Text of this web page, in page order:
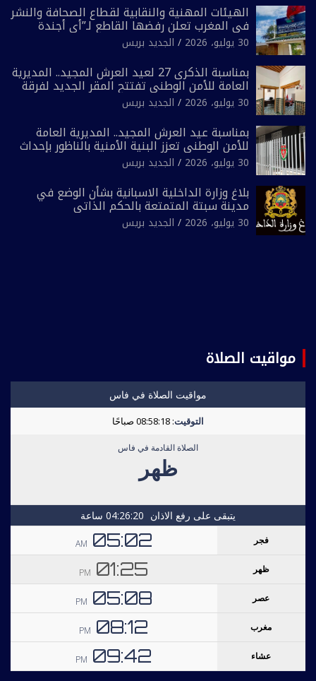
الهيئات المهنية والنقابية لقطاع الصحافة والنشر
في المغرب تعلن رفضها القاطع لـ”أي أجندة
انتخابية مُعدة على مقاس سياسي ومصلحي
ضيق”
30 يوليو، 2026 الجديد بريس
بمناسبة الذكرى 27 لعيد العرش المجيد.. المديرية
العامة للأمن الوطني تفتتح المقر الجديد لفرقة
الشرطة السياحية بفاس
30 يوليو، 2026 الجديد بريس
بمناسبة عيد العرش المجيد.. المديرية العامة
للأمن الوطني تعزز البنية الأمنية بالناظور بإحداث
فرقتين جديدتين
30 يوليو، 2026 الجديد بريس
بلاغ وزارة الداخلية الاسبانية بشأن الوضع في
مدينة سبتة المتمتعة بالحكم الذاتي
30 يوليو، 2026 الجديد بريس
مواقيت الصلاة